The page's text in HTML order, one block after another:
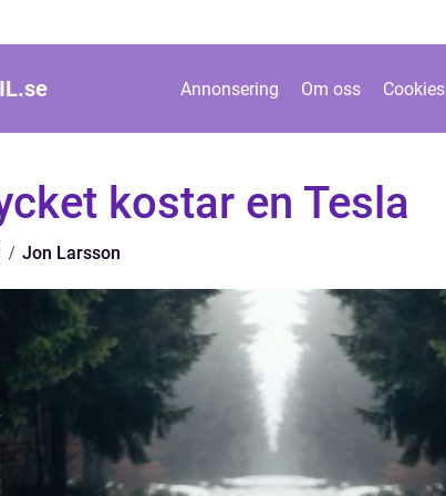
se Annonsering Om oss Cookies
kostar en Tesla
Jon Larsson